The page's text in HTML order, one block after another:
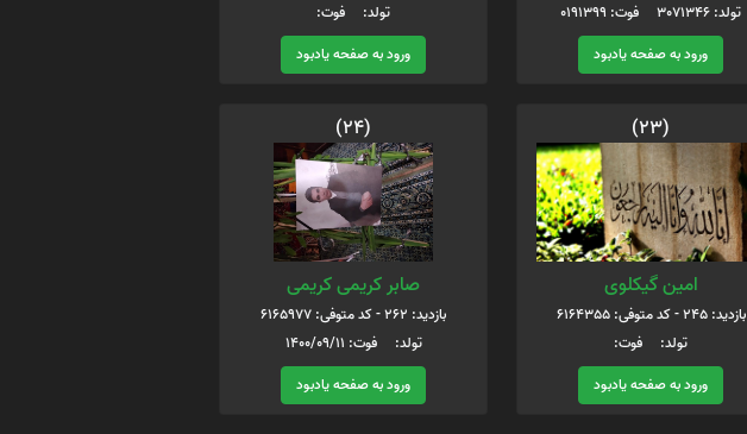
تولد: 3071346 فوت: 0191399
ورود به صفحه یادبود
تولد: فوت:
ورود به صفحه یادبود
(23)
امین گیکلوی
بازدید: 245 - کد متوفی: 6164355
تولد: فوت:
ورود به صفحه یادبود
(24)
صابر کریمی کریمی
بازدید: 262 - کد متوفی: 6165977
تولد: فوت: 1400/09/11
ورود به صفحه یادبود